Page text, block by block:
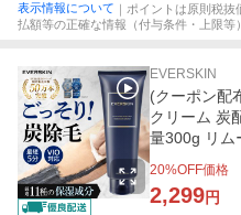
表示情報について ｜ポイントは原則税
払額等の正確な情報（付与条件・上限等
EVERSKIN
(クーポン配
クリーム 炭
量300g リム
敏感肌 ムダ
20%OFF価格
2,299円